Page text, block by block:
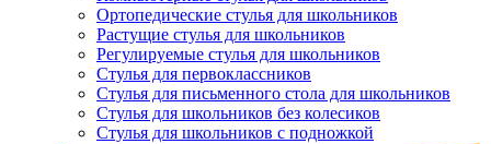
Ортопедические стулья для школьников
Растущие стулья для школьников
Регулируемые стулья для школьников
Стулья для первоклассников
Стулья для письменного стола для школьников
Стулья для школьников без колесиков
Стулья для школьников с подножкой